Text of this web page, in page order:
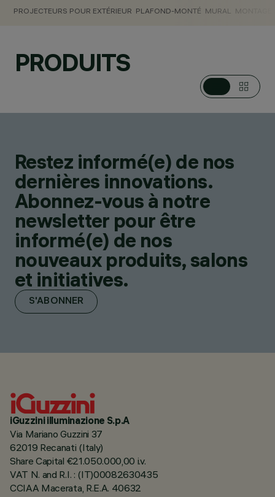
MULTIPLES SUR MÂT
MARIO CUCINELLA
PROJECTEURS POUR EXTÉRIEUR PLAFOND-MONTÉ MURAL MONTAGE
PRODUITS
Restez informé(e) de nos
dernières innovations.
Abonnez-vous à notre
newsletter pour être
informé(e) de nos
nouveaux produits, salons
et initiatives.
S'ABONNER
iGuzzini illuminazione S.p.A
Via Mariano Guzzini 37
62019 Recanati (Italy)
Share Capital €21.050.000,00 i.v.
VAT N. and R.I. : (IT)00082630435
CCIAA Macerata, R.E.A. 40632